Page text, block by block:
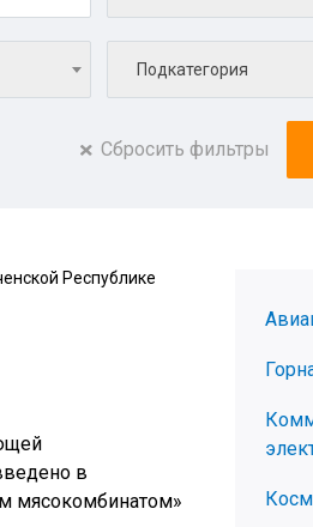
Подкатегория
Сбросить фильтры
Республике
в
мясокомбинатом»